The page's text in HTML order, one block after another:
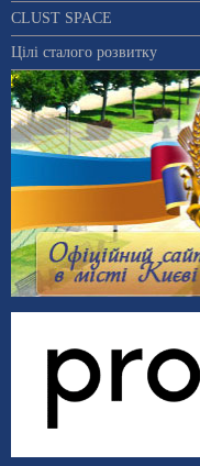
CLUST SPACE
Цілі сталого розвитку